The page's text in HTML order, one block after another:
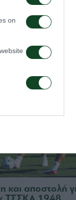
on
στη Σόφια
και αποστολή